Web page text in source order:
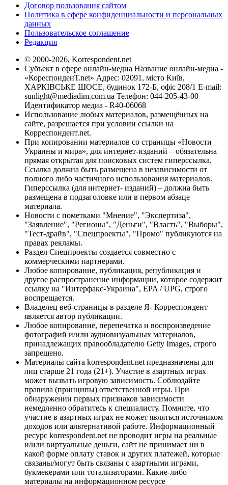
Договор пользования сайтом
Политика в сфере конфиденциальности и персональных
данных
Пользовательское соглашение
Редакция
© 2000-2026, Korrespondent.net
Субъект в сфере онлайн-медиа Название онлайн-медиа -
«КореспонденТ.net» Адрес: 02091, місто Київ,
ХАРКІВСЬКЕ ШОСЕ, будинок 172-Б, офіс 208/1 E-mail:
sunlight@mediadim.com.ua Телефон: 044-205-43-00
Идентификатор медиа - R40-06068
Использование любых материалов, размещённых на
сайте, разрешается при условии ссылки на
Корреспондент.net.
При копировании материалов со страницы «Новости
Украины и мира», для интернет-изданий – обязательна
прямая открытая для поисковых систем гиперссылка.
Ссылка должна быть размещена в независимости от
полного либо частичного использования материалов.
Гиперссылка (для интернет- изданий) – должна быть
размещена в подзаголовке или в первом абзаце
материала.
Новости с пометками "Мнение", "Экспертиза",
"Заявление", "Регионы", "Деньги", "Власть", "Выборы",
"Тест-драйв", "Спецпроекты", "Промо" публикуются на
правах рекламы.
Раздел Спецпроекты создается совместно с
коммерческими партнерами.
Любое копирование, публикация, републикация и
другое распространение информации, которое содержит
ссылку на "Интерфакс-Украина", EPA / UPG, строго
воспрещается.
Владелец веб-страницы в разделе Я- Корреспондент
является автор публикации.
Любое копирование, перепечатка и воспроизведение
фотографий и/или аудиовизуальных материалов,
принадлежащих правообладателю Getty Images, строго
запрещено.
Материалы сайта korrespondent.net предназначены для
лиц старше 21 года (21+). Участие в азартных играх
может вызвать игровую зависимость. Соблюдайте
правила (принципы) ответственной игры. При
обнаружении первых признаков зависимости
немедленно обратитесь к специалисту. Помните, что
участие в азартных играх не может являться источником
доходов или альтернативой работе. Информационный
ресурс korrespondent.net не проводит игры на реальные
и/или виртуальные деньги, сайт не принимает ни в
какой форме оплату ставок и других платежей, которые
связаны/могут быть связаны с азартными играми,
букмекерами или тотализаторами. Какие-либо
материалы на информационном ресурсе